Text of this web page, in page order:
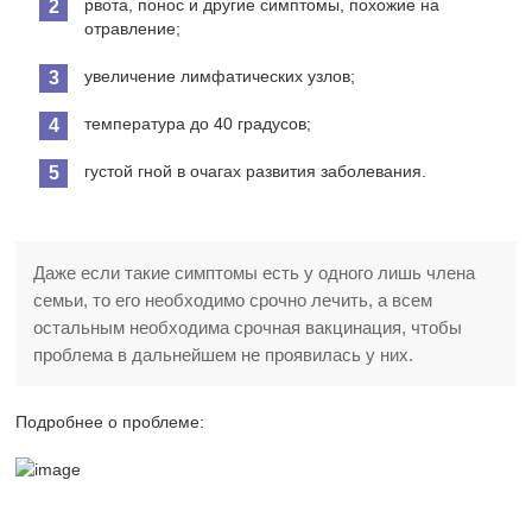
рвота, понос и другие симптомы, похожие на
отравление;
увеличение лимфатических узлов;
температура до 40 градусов;
густой гной в очагах развития заболевания.
Даже если такие симптомы есть у одного лишь члена
семьи, то его необходимо срочно лечить, а всем
остальным необходима срочная вакцинация, чтобы
проблема в дальнейшем не проявилась у них.
Подробнее о проблеме: